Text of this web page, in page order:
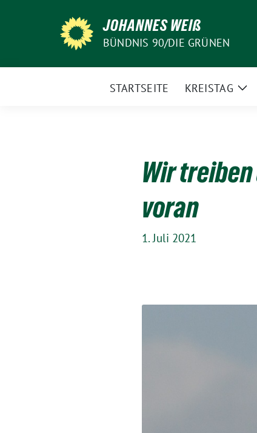
JOHANNES WEIß
BÜNDNIS 90/DIE GRÜNEN
STARTSEITE KREISTAG
Wir
voran
1. Juli 2021